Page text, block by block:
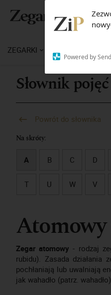
Powered by
ZEGARKI
Słownik
Powrót do słownika
Na skróty:
A B C D
T U W V
Atomowy
Zegar atomowy - rodzaj
rubidu). Zasada
pochłaniają lub uwalniają
jak wahadło (patrz.